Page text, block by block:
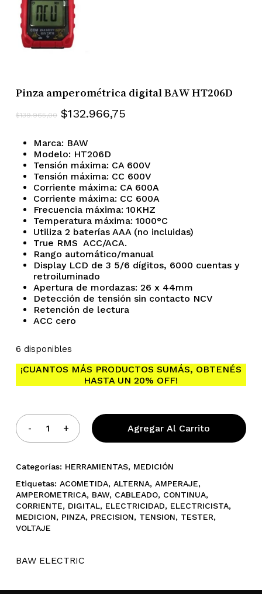
No hay productos en el
Go To Shop
Pinza amperométrica digital BAW HT206D
$139.965,00 El
original
era:
$139.965,00.
$132.966,75El
es:
$132.966,75.
Marca: BAW
Modelo: HT206D
Tensión máxima: CA 600V
Tensión máxima: CC 600V
Corriente máxima: CA 600A
Corriente máxima: CC 600A
Frecuencia máxima: 10KHZ
Temperatura máxima: 1000°C
Utiliza 2 baterías AAA (no incluidas)
True RMS ACC/ACA.
Rango automático/manual
Display LCD de 3 5/6 dígitos, 6000 cuentas y
retroiluminado
Apertura de mordazas: 26 x 44mm
Detección de tensión sin contacto NCV
Retención de lectura
ACC cero
6 disponibles
¡CUANTOS MÁS PRODUCTOS SUMÁS, OBTENÉS
HASTA UN 20% OFF!
Agregar Al Carrito
Categorías: HERRAMIENTAS, MEDICIÓN
Etiquetas: ACOMETIDA, ALTERNA, AMPERAJE,
AMPEROMETRICA, BAW, CABLEADO, CONTINUA,
CORRIENTE, DIGITAL, ELECTRICIDAD, ELECTRICISTA,
MEDICION, PINZA, PRECISION, TENSION, TESTER,
VOLTAJE
BAW ELECTRIC